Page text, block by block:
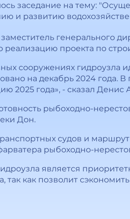
заседание на тему:
и развитию
генерального
реализацию проекта по
сооружениях гидроузла
на декабрь 2024 года.
2025 года», - сказал Денис
рыбоходно-
Дон.
судов и
рыбоходно-
является
так как позволит